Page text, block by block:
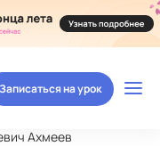
Записаться на урок
Ахмеев